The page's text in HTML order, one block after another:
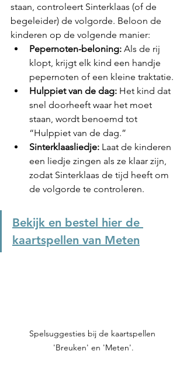
staan, controleert Sinterklaas (of de
begeleider) de volgorde. Beloon de
kinderen op de volgende manier:
Pepernoten-beloning: Als de rij
klopt, krijgt elk kind een handje
pepernoten of een kleine traktatie.
Hulppiet van de dag: Het kind dat
snel doorheeft waar het moet
staan, wordt benoemd tot
“Hulppiet van de dag.”
Sinterklaasliedje: Laat de kinderen
een liedje zingen als ze klaar zijn,
zodat Sinterklaas de tijd heeft om
de volgorde te controleren.
Bekijk en bestel hier de
kaartspellen van Meten
Spelsuggesties bij de kaartspellen
'Breuken' en 'Meten'.